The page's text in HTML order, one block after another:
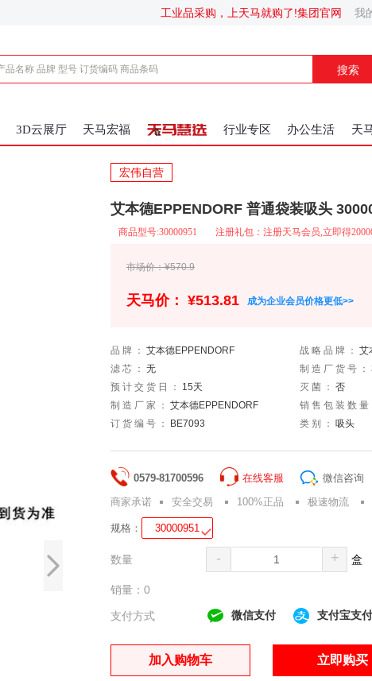
工业品采购，上天马就购了!集团官网 我
搜索
3D云展厅 天马宏福 行业专区 办公生活 天
宏伟自营
艾本德EPPENDORF 普通袋装吸头
商品型号:30000951 注册礼包：注册天马会员,立即得
市场价：¥570.9
天马价： ¥513.81 成为企业会员价格更低>>
品牌： 艾本德EPPENDORF 战略品牌： 艾
滤芯： 无 制造厂货号：
预计交货日： 15天 灭菌： 否
制造厂家： 艾本德EPPENDORF 销售包装数量
订货编号：
BE7093 类别： 吸头
0579-81700596 在线客服 微信咨询
商家承诺
安全交易 100%正品 极速物流
规格： 30000951
数量 - + 盒
销量：0
支付方式 微信支付 支付宝支付
加入购物车 立即购买